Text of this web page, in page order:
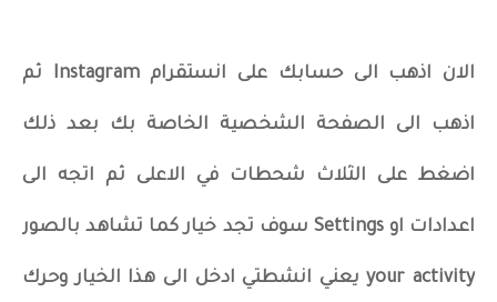
الان اذهب الى حسابك على انستقرام Instagram ثم
اذهب الى الصفحة الشخصية الخاصة بك بعد ذلك
اضغط على الثلاث شحطات في الاعلى ثم اتجه الى
اعدادات او Settings سوف تجد خيار كما تشاهد بالصور
your activity يعني انشطتي ادخل الى هذا الخيار وحرك